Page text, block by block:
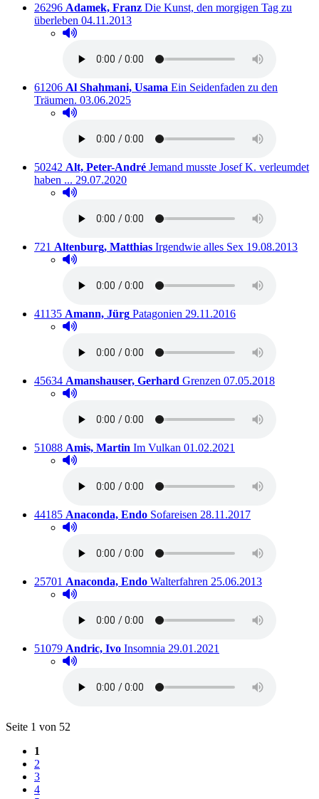
Titelnummer:
26296 von
Adamek, Franz: Die Kunst, den morgigen Tag zu
überleben Ausleihbar seit dem
04.11.2013
Hörprobe abspielen
Hörprobe von Die Kunst, den morgigen Tag zu
Titelnummer:
61206 von
Al Shahmani, Usama Ein Seidenfaden zu den
Träumen. Ausleihbar seit dem
03.06.2025
Hörprobe abspielen
Hörprobe von Ein Seidenfaden zu den Träumen.
Titelnummer:
50242 von
Alt, Peter-André: Jemand musste Josef K. verleumdet
haben ... Ausleihbar seit dem
29.07.2020
Hörprobe abspielen
Hörprobe von Jemand musste Josef K. verleumdet
Titelnummer:
721 von
Altenburg, Matthias: Irgendwie alles Sex Ausleihbar seit
19.08.2013
Hörprobe abspielen
Hörprobe von Irgendwie alles Sex
Titelnummer:
41135 von
Amann, Jürg: Patagonien Ausleihbar seit dem
29.11.2016
Hörprobe abspielen
Hörprobe von Patagonien
Titelnummer:
45634 von
Amanshauser, Gerhard Grenzen Ausleihbar seit dem
07.05.2018
Hörprobe abspielen
Hörprobe von Grenzen
Titelnummer:
51088 von
Amis, Martin Im Vulkan Ausleihbar seit dem
01.02.2021
Hörprobe abspielen
Hörprobe von Im Vulkan
Titelnummer:
44185 von
Anaconda, Endo: Sofareisen Ausleihbar seit dem
28.11.2017
Hörprobe abspielen
Hörprobe von Sofareisen
Titelnummer:
25701 von
Anaconda, Endo: Walterfahren Ausleihbar seit dem
25.06.2013
Hörprobe abspielen
Hörprobe von Walterfahren
Titelnummer:
51079 von
Andric, Ivo: Insomnia Ausleihbar seit dem
29.01.2021
Hörprobe abspielen
Hörprobe von Insomnia
Blättern
Seite 1 von 52
1
2
3
4